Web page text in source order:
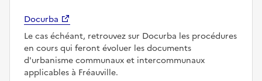
Docurba
Le cas échéant, retrouvez sur Docurba les procédures
en cours qui feront évoluer les documents
d'urbanisme communaux et intercommunaux
applicables à Fréauville.